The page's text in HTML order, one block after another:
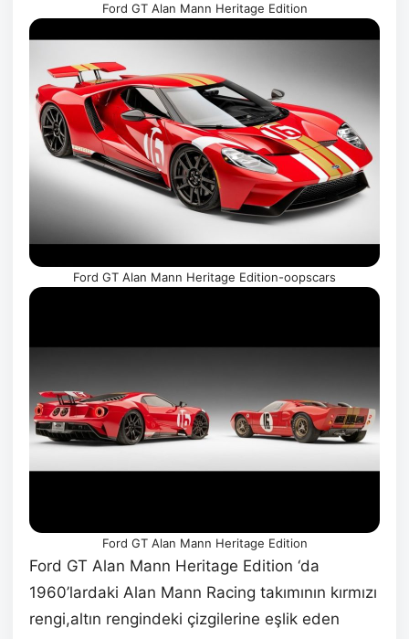
Ford GT Alan Mann Heritage Edition
Ford GT Alan Mann Heritage Edition-oopscars
Ford GT Alan Mann Heritage Edition
Ford GT Alan Mann Heritage Edition ‘da
1960’lardaki Alan Mann Racing takımının kırmızı
rengi,altın rengindeki çizgilerine eşlik eden